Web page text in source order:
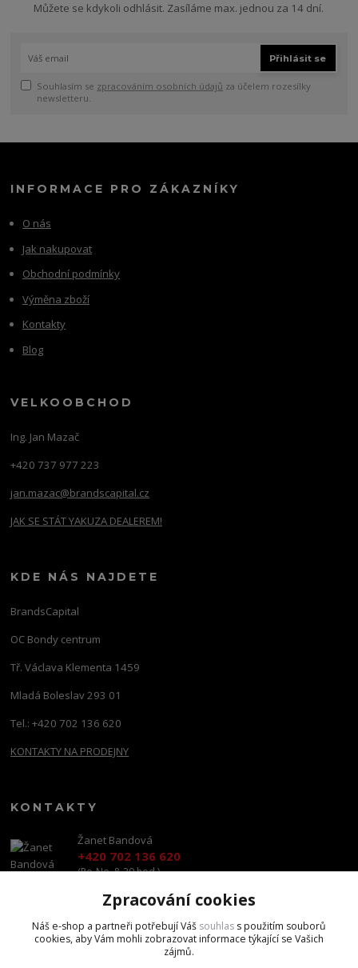
Můžete se kdykoli odhlásit. Zasíláme max. jednou za 14 dní.
Přihlásit se
Souhlasím se zpracováním osobních údajů za účelem rozesílky
newsletteru.
INFORMACE PRO ZÁKAZNÍKY
O nás
Jak nakupovat
Obchodní podmínky
Výměna zboží
Kontakty
Blog
VELKOOBCHOD
Ing. Jan Mazač
+420 737 977 223
jan.mazac@brandscapital.cz
JAK SE STÁT YAKUZA DEALEREM!
KDE NÁS NAJDETE
BrandsCapital
OC Bondy centrum
Tř. Václava Klementa 1459
Mladá Boleslav 293 01
Tel.: +420 702 136 620
KONTAKTY NA PRODEJNY
KONTAKTY
Žanet Bandová
+420 702 136 620
(Po-Ne, 8-20 hod.)
shop@brandscapital.cz
Zpracování cookies
Náš e-shop a partneři potřebují Váš souhlas s použitím souborů
cookies, aby Vám mohli zobrazovat informace týkající se Vašich
zájmů.